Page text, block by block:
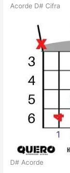
Acorde D# Cifra
D# Acorde